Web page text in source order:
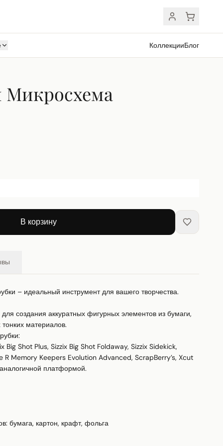
КоллекцииБлог
В корзину
– идеальный инструмент для вашего творчества.
создания аккуратных фигурных элементов из бумаги,
материалов.
Big Shot Plus, Sizzix Big Shot Foldaway, Sizzix Sidekick,
Memory Keepers Evolution Advanced, ScrapBerry’s, Xcut
платформой.
бумага, картон, крафт, фольга